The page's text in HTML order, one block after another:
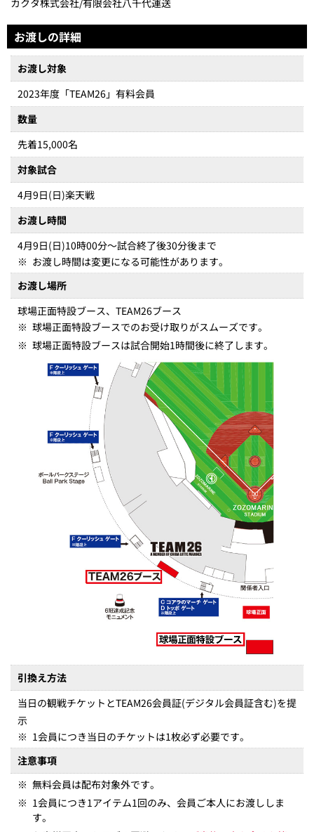
カクタ株式会社/有限会社八千代運送
お渡しの詳細
お渡し対象
2023年度「TEAM26」有料会員
数量
先着15,000名
対象試合
4月9日(日)楽天戦
お渡し時間
4月9日(日)10時00分～試合終了後30分後まで
※ お渡し時間は変更になる可能性があります。
お渡し場所
球場正面特設ブース、TEAM26ブース
※ 球場正面特設ブースでのお受け取りがスムーズです。
※ 球場正面特設ブースは試合開始1時間後に終了します。
引換え方法
当日の観戦チケットとTEAM26会員証(デジタル会員証含む)を提
示
※ 1会員につき当日のチケットは1枚必ず必要です。
注意事項
※ 無料会員は配布対象外です。
※ 1会員につき1アイテム1回のみ、会員ご本人にお渡ししま
す。